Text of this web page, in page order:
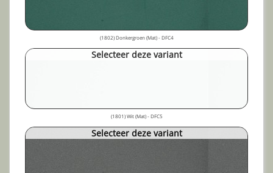
(1802) Donkergroen (Mat) - DFC4
Selecteer deze variant
(1801) Wit (Mat) - DFC5
Selecteer deze variant